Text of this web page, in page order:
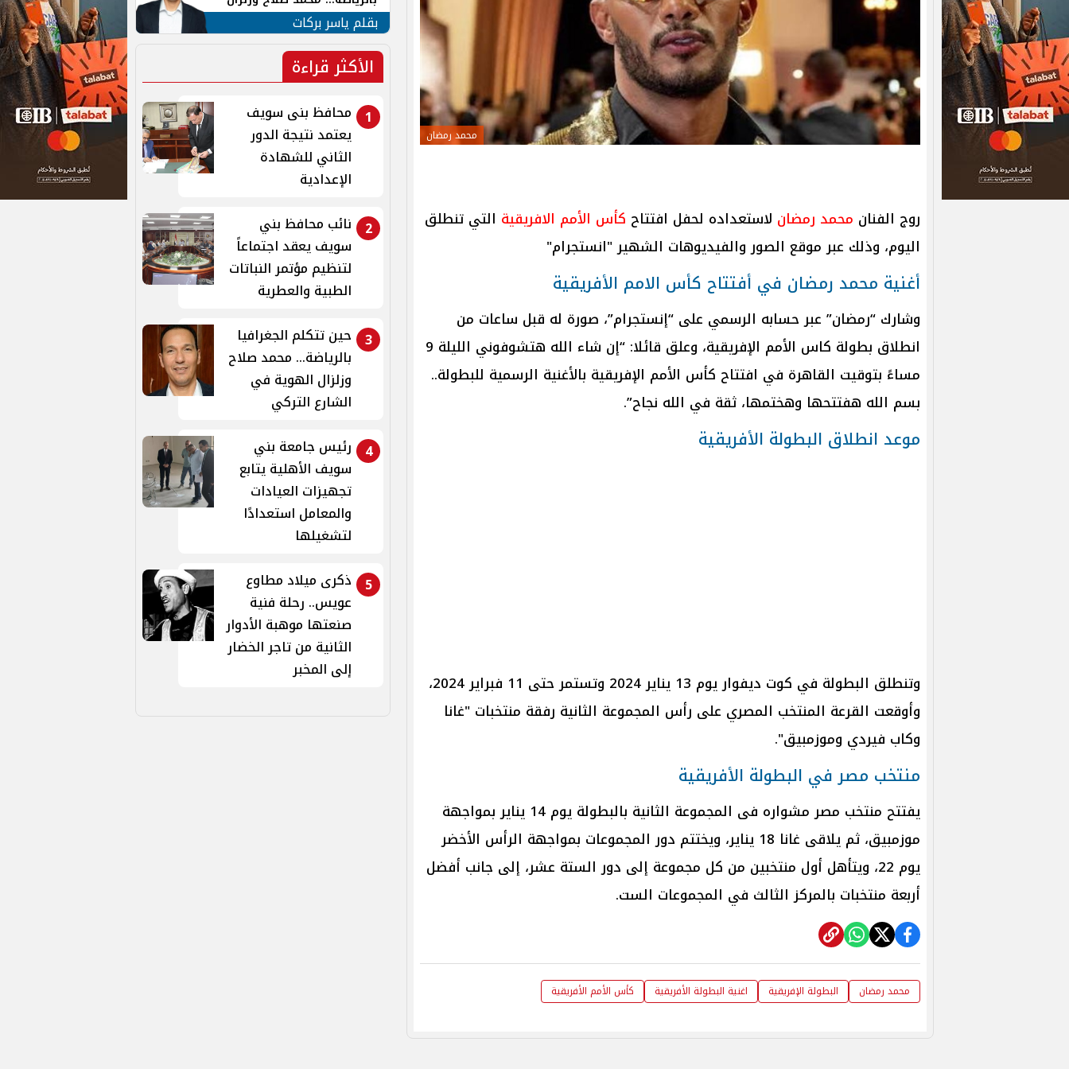
محمد رمضان
روج الفنان محمد رمضان لاستعداده لحفل افتتاح كأس الأمم الافريقية التي تنطلق
اليوم، وذلك عبر موقع الصور والفيديوهات الشهير "انستجرام"
أغنية محمد رمضان في أفتتاح كأس الامم الأفريقية
وشارك “رمضان” عبر حسابه الرسمي على “إنستجرام”، صورة له قبل ساعات من
انطلاق بطولة كاس الأمم الإفريقية، وعلق قائلا: “إن شاء الله هتشوفوني الليلة 9
مساءً بتوقيت القاهرة في افتتاح كأس الأمم الإفريقية بالأغنية الرسمية للبطولة..
بسم الله هفتتحها وهختمها، ثقة في الله نجاح”.
موعد انطلاق البطولة الأفريقية
وتنطلق البطولة في كوت ديفوار يوم 13 يناير 2024 وتستمر حتى 11 فبراير 2024،
وأوقعت القرعة المنتخب المصري على رأس المجموعة الثانية رفقة منتخبات "غانا
وكاب فيردي وموزمبيق".
منتخب مصر في البطولة الأفريقية
يفتتح منتخب مصر مشواره فى المجموعة الثانية بالبطولة يوم 14 يناير بمواجهة
موزمبيق، ثم يلاقى غانا 18 يناير، ويختتم دور المجموعات بمواجهة الرأس الأخضر
يوم 22، ويتأهل أول منتخبين من كل مجموعة إلى دور الستة عشر، إلى جانب أفضل
أربعة منتخبات بالمركز الثالث في المجموعات الست.
محمد رمضان البطولة الإفريقية اغنية البطولة الأفريقية كأس الأمم الأفريقية
الهوية في الشارع التركي
بقلم ياسر بركات
الأكثر قراءة
1
محافظ بنى سويف
يعتمد نتيجة الدور
الثاني للشهادة
الإعدادية
2
نائب محافظ بني
سويف يعقد اجتماعاً
لتنظيم مؤتمر النباتات
الطبية والعطرية
3 حين تتكلم الجغرافيا
بالرياضة... محمد صلاح
وزلزال الهوية في
الشارع التركي
4
رئيس جامعة بني
سويف الأهلية يتابع
تجهيزات العيادات
والمعامل استعدادًا
لتشغيلها
5
ذكرى ميلاد مطاوع
عويس.. رحلة فنية
صنعتها موهبة الأدوار
الثانية من تاجر الخضار
إلى المخبر